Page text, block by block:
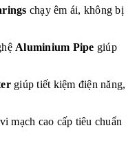
chạy êm ái, không bị
Aluminium Pipe giúp
giúp tiết kiệm điện năng,
mạch cao cấp tiêu chuẩn